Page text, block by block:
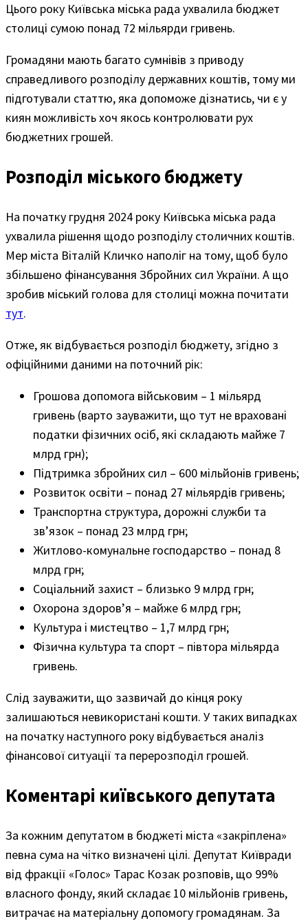
Цього року Київська міська рада ухвалила бюджет
столиці сумою понад 72 мільярди гривень.
Громадяни мають багато сумнівів з приводу
справедливого розподілу державних коштів, тому ми
підготували статтю, яка допоможе дізнатись, чи є у
киян можливість хоч якось контролювати рух
бюджетних грошей.
Розподіл міського бюджету
На початку грудня 2024 року Київська міська рада
ухвалила рішення щодо розподілу столичних коштів.
Мер міста Віталій Кличко наполіг на тому, щоб було
збільшено фінансування Збройних сил України. А що
зробив міський голова для столиці можна почитати
тут.
Отже, як відбувається розподіл бюджету, згідно з
офіційними даними на поточний рік:
Грошова допомога військовим – 1 мільярд
гривень (варто зауважити, що тут не враховані
податки фізичних осіб, які складають майже 7
млрд грн);
Підтримка збройних сил – 600 мільйонів гривень;
Розвиток освіти – понад 27 мільярдів гривень;
Транспортна структура, дорожні служби та
зв’язок – понад 23 млрд грн;
Житлово-комунальне господарство – понад 8
млрд грн;
Соціальний захист – близько 9 млрд грн;
Охорона здоров’я – майже 6 млрд грн;
Культура і мистецтво – 1,7 млрд грн;
Фізична культура та спорт – півтора мільярда
гривень.
Слід зауважити, що зазвичай до кінця року
залишаються невикористані кошти. У таких випадках
на початку наступного року відбувається аналіз
фінансової ситуації та перерозподіл грошей.
Коментарі київського депутата
За кожним депутатом в бюджеті міста «закріплена»
певна сума на чітко визначені цілі. Депутат Київради
від фракції «Голос» Тарас Козак розповів, що 99%
власного фонду, який складає 10 мільйонів гривень,
витрачає на матеріальну допомогу громадянам. За